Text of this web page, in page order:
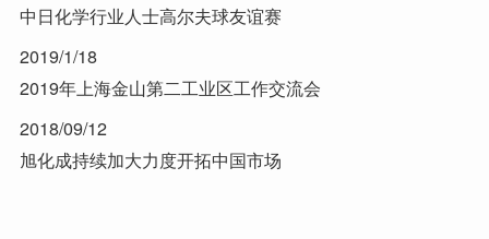
中日化学行业人士高尔夫球友谊赛
2019/1/18
2019年上海金山第二工业区工作交流会
2018/09/12
旭化成持续加大力度开拓中国市场